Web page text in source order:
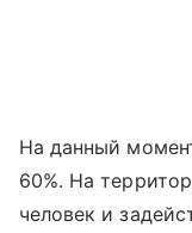
На данный
60%. На
человек и